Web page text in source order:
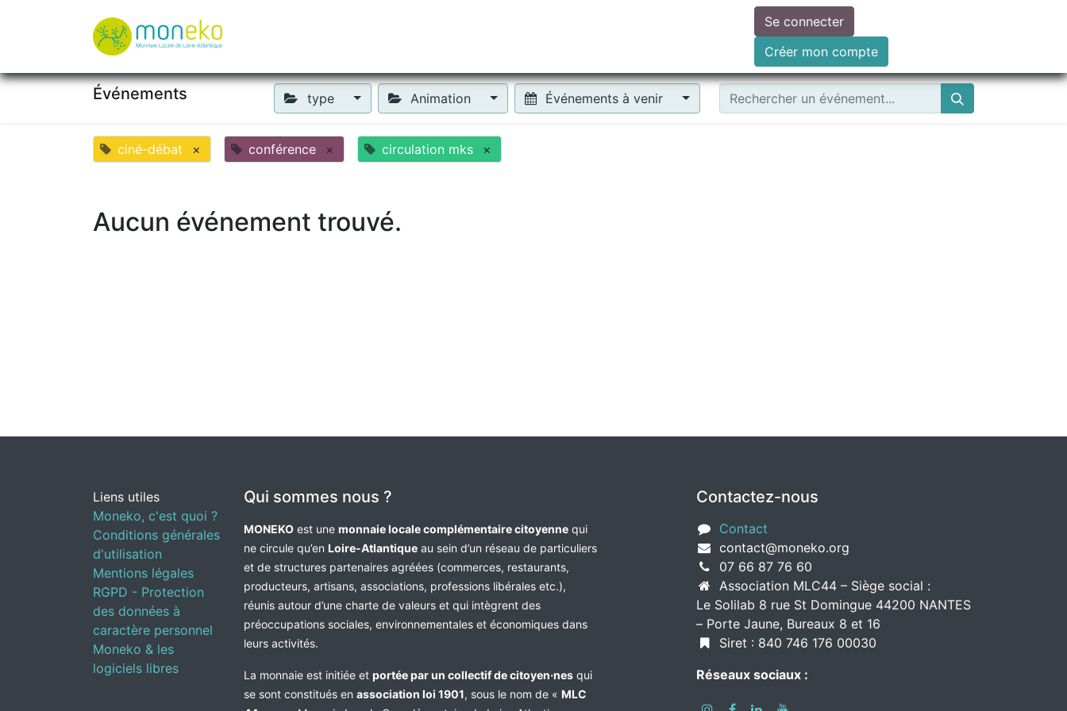
Faire un don
Se connecter
Créer mon compte
Événements type Animation Événements à venir
ciné-débat × conférence × circulation mks ×
Aucun événement trouvé.
Liens utiles
Moneko, c'est quoi ?
Conditions générales
d'utilisation
Mentions légales
RGPD - Protection
des données à
caractère personnel
Moneko & les
logiciels libres
Qui sommes nous ?
MONEKO est une monnaie locale complémentaire citoyenne qui
ne circule qu’en Loire-Atlantique au sein d’un réseau de particuliers
et de structures partenaires agréées (commerces, restaurants,
producteurs, artisans, associations, professions libérales etc.),
réunis autour d’une charte de valeurs et qui intègrent des
préoccupations sociales, environnementales et économiques dans
leurs activités.
La monnaie est initiée et portée par un collectif de citoyen·nes qui
se sont constitués en association loi 1901, sous le nom de « MLC
Contactez-nous
Contact
contact@moneko.org
07 66 87 76 60
Association MLC44 – Siège social :
Le Solilab 8 rue St Domingue 44200 NANTES
– Porte Jaune, Bureaux 8 et 16
Siret : 840 746 176 00030
Réseaux sociaux :